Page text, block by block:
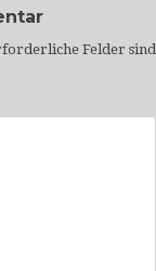
Felder sind